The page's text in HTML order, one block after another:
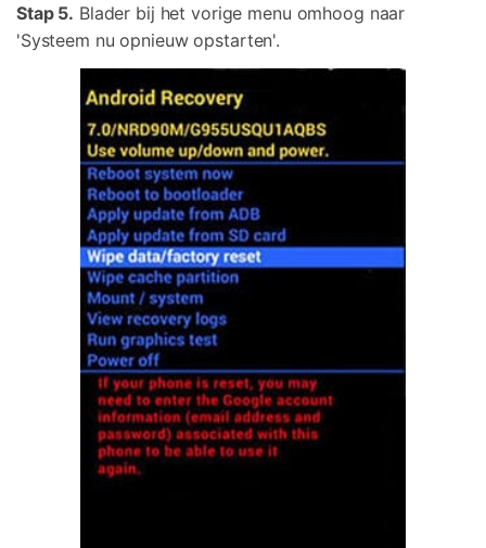
Stap 5. Blader bij het vorige menu omhoog naar
'Systeem nu opnieuw opstarten'.